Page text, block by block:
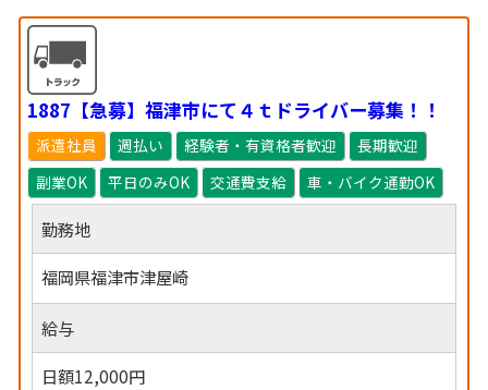
1887【急募】福津市にて４ｔドライバー募集！！
派遣社員 週払い 経験者・有資格者歓迎
長期歓迎
副業OK
平日のみOK 交通費支給 車・バイク通勤OK
勤務地
福岡県福津市津屋崎
給与
日額12,000円